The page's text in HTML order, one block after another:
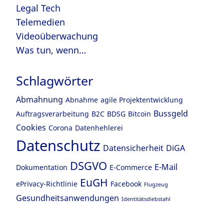
Legal Tech
Telemedien
Videoüberwachung
Was tun, wenn…
Schlagwörter
Abmahnung Abnahme agile Projektentwicklung
Auftragsverarbeitung B2C BDSG Bitcoin Bussgeld
Cookies Corona Datenhehlerei
Datenschutz Datensicherheit DiGA
Dokumentation DSGVO E-Commerce E-Mail
ePrivacy-Richtlinie EuGH Facebook Flugzeug
Gesundheitsanwendungen Identitätsdiebstahl